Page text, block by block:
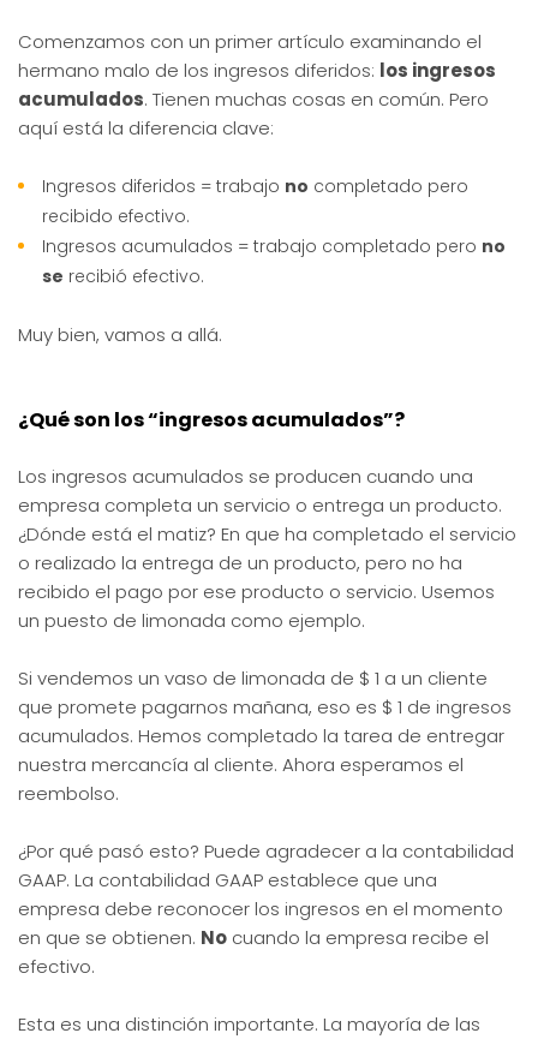
Comenzamos con un primer artículo examinando el
hermano malo de los ingresos diferidos: los ingresos
acumulados. Tienen muchas cosas en común. Pero
aquí está la diferencia clave:
Ingresos diferidos = trabajo no completado pero
recibido efectivo.
Ingresos acumulados = trabajo completado pero no
se recibió efectivo.
Muy bien, vamos a allá.
¿Qué son los “ingresos acumulados”?
Los ingresos acumulados se producen cuando una
empresa completa un servicio o entrega un producto.
¿Dónde está el matiz? En que ha completado el servicio
o realizado la entrega de un producto, pero no ha
recibido el pago por ese producto o servicio. Usemos
un puesto de limonada como ejemplo.
Si vendemos un vaso de limonada de $ 1 a un cliente
que promete pagarnos mañana, eso es $ 1 de ingresos
acumulados. Hemos completado la tarea de entregar
nuestra mercancía al cliente. Ahora esperamos el
reembolso.
¿Por qué pasó esto? Puede agradecer a la contabilidad
GAAP. La contabilidad GAAP establece que una
empresa debe reconocer los ingresos en el momento
en que se obtienen. No cuando la empresa recibe el
efectivo.
Esta es una distinción importante. La mayoría de las